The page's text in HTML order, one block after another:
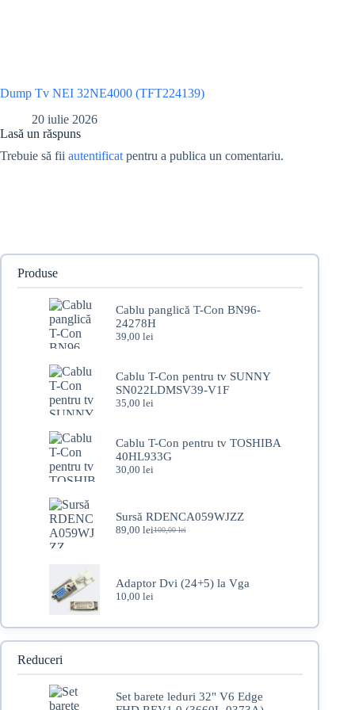
Dump Tv NEI 32NE4000 (TFT224139)
20 iulie 2026
Lasă un răspuns
Trebuie să fii autentificat pentru a publica un comentariu.
Produse
Cablu panglică T-Con BN96-
24278H
39,00 lei
Cablu T-Con pentru tv SUNNY
SN022LDMSV39-V1F
35,00 lei
Cablu T-Con pentru tv TOSHIBA
40HL933G
30,00 lei
Sursă RDENCA059WJZZ
100,00lei
Prețul
100,00 lei.
89,00 leiPrețul
Adaptor Dvi (24+5) la Vga
10,00 lei
Reduceri
Set barete leduri 32" V6 Edge